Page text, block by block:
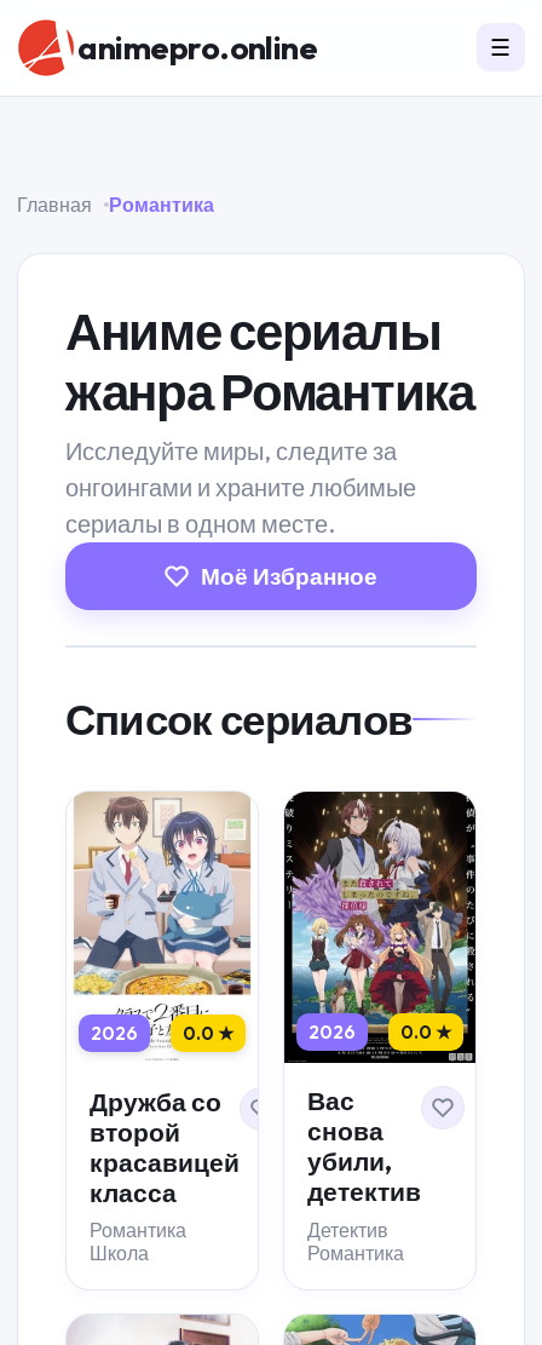
animepro.online ☰
Главная Романтика
Аниме сериалы
жанра Романтика
Исследуйте миры, следите за
онгоингами и храните любимые
сериалы в одном месте.
Моё Избранное
Список сериалов
2026 0.0 ★
Дружба со
второй
красавицей
класса
Романтика
Школа
2026 0.0 ★
Вас
снова
убили,
детектив
Детектив
Романтика